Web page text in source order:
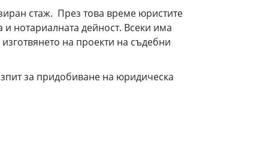
стаж. През това време юристите
и нотариалната дейност. Всеки има
на проекти на съдебни
за придобиване на юридическа